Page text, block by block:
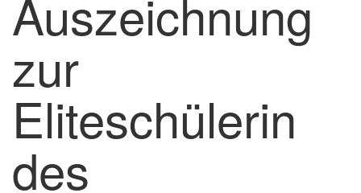
Auszeichnung
zur
Eliteschülerin
des